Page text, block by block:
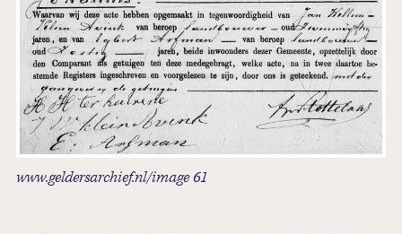
www.geldersarchief.nl/image 61